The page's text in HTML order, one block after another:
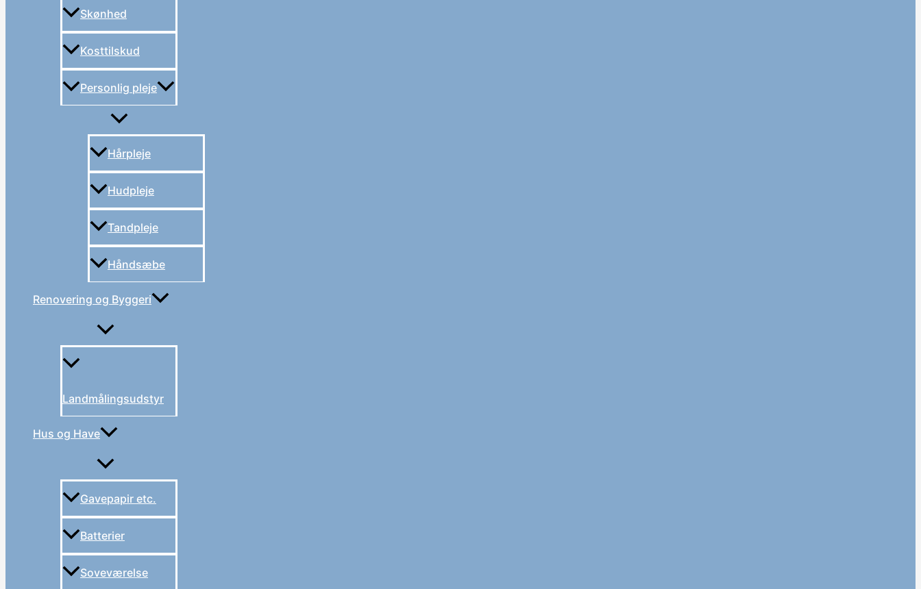
Skønhed
Kosttilskud
Personlig pleje
Hårpleje
Hudpleje
Tandpleje
Håndsæbe
Renovering og Byggeri
Landmålingsudstyr
Hus og Have
Gavepapir etc.
Batterier
Soveværelse